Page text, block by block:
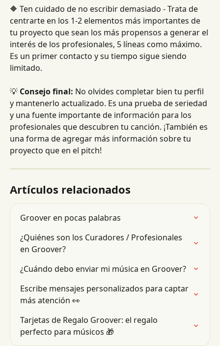
🔶 Ten cuidado de no escribir demasiado - Trata de
centrarte en los 1-2 elementos más importantes de
tu proyecto que sean los más propensos a generar el
interés de los profesionales, 5 líneas como máximo.
Es un primer contacto y su tiempo sigue siendo
limitado.
💡 Consejo final: No olvides completar bien tu perfil
y mantenerlo actualizado. Es una prueba de seriedad
y una fuente importante de información para los
profesionales que descubren tu canción. ¡También es
una forma de agregar más información sobre tu
proyecto que en el pitch!
Artículos relacionados
Groover en pocas palabras
¿Quiénes son los Curadores / Profesionales
en Groover?
¿Cuándo debo enviar mi música en Groover?
Escribe mensajes personalizados para captar
más atención 👀
Tarjetas de Regalo Groover: el regalo
perfecto para músicos 🎁